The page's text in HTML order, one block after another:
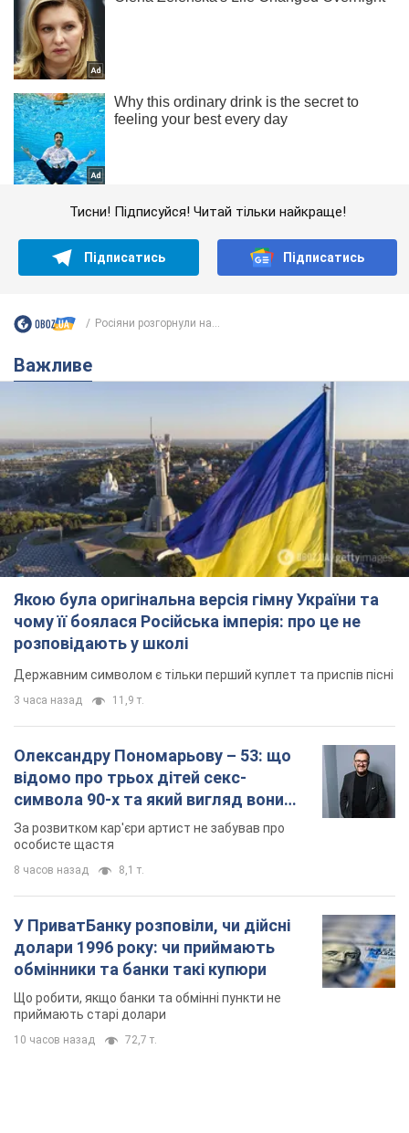
Тисни! Підписуйся! Читай тільки найкраще!
Підписатись Підписатись
Росіяни розгорнули на...
Важливе
Якою була оригінальна версія гімну України та
чому її боялася Російська імперія: про це не
розповідають у школі
Державним символом є тільки перший куплет та приспів пісні
3 часа назад 11,9 т.
Олександру Пономарьову – 53: що
відомо про трьох дітей секс-
символа 90-х та який вигляд вони
мають
За розвитком кар'єри артист не забував про
особисте щастя
8 часов назад 8,1 т.
У ПриватБанку розповіли, чи дійсні
долари 1996 року: чи приймають
обмінники та банки такі купюри
Що робити, якщо банки та обмінні пункти не
приймають старі долари
10 часов назад 72,7 т.